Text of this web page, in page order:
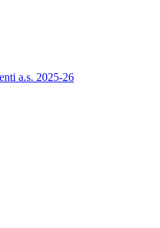
a.s. 2025-26